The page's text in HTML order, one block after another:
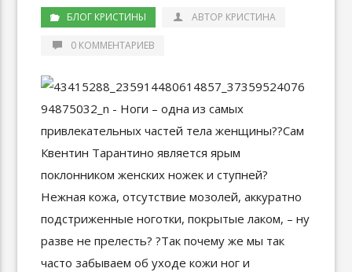
БЛОГ КРИСТИНЫ АВТОР КРИСТИНА
0 КОММЕНТАРИЕВ